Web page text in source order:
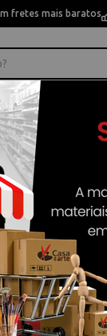
fretes mais baratos
- 02810